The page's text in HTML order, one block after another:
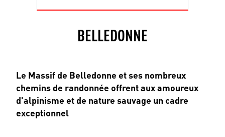
BELLEDONNE
Le Massif de Belledonne et ses nombreux
chemins de randonnée offrent aux amoureux
d'alpinisme et de nature sauvage un cadre
exceptionnel